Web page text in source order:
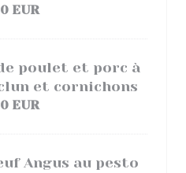
EUR
poulet et porc à
et cornichons
EUR
Angus au pesto